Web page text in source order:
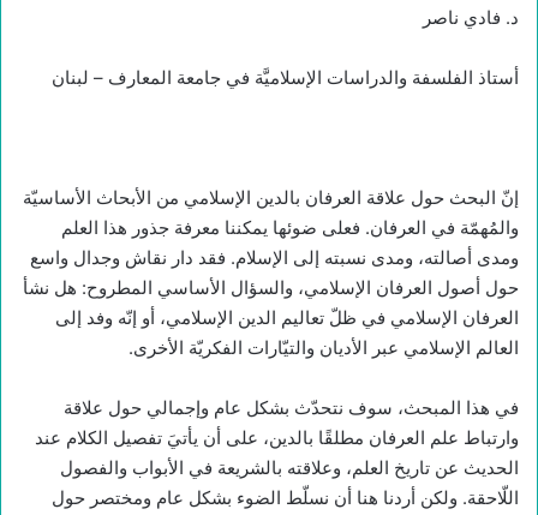
د. فادي ناصر
أستاذ الفلسفة والدراسات الإسلاميَّة في جامعة المعارف – لبنان
إنّ البحث حول علاقة العرفان بالدين الإسلامي من الأبحاث الأساسيّة
والمُهمّة في العرفان. فعلى ضوئها يمكننا معرفة جذور هذا العلم
ومدى أصالته، ومدى نسبته إلى الإسلام. فقد دار نقاش وجدال واسع
حول أصول العرفان الإسلامي، والسؤال الأساسي المطروح: هل نشأ
العرفان الإسلامي في ظلّ تعاليم الدين الإسلامي، أو إنّه وفد إلى
العالم الإسلامي عبر الأديان والتيّارات الفكريّة الأخرى.
في هذا المبحث، سوف نتحدّث بشكل عام وإجمالي حول علاقة
وارتباط علم العرفان مطلقًا بالدين، على أن يأتيَ تفصيل الكلام عند
الحديث عن تاريخ العلم، وعلاقته بالشريعة في الأبواب والفصول
اللّاحقة. ولكن أردنا هنا أن نسلّط الضوء بشكل عام ومختصر حول